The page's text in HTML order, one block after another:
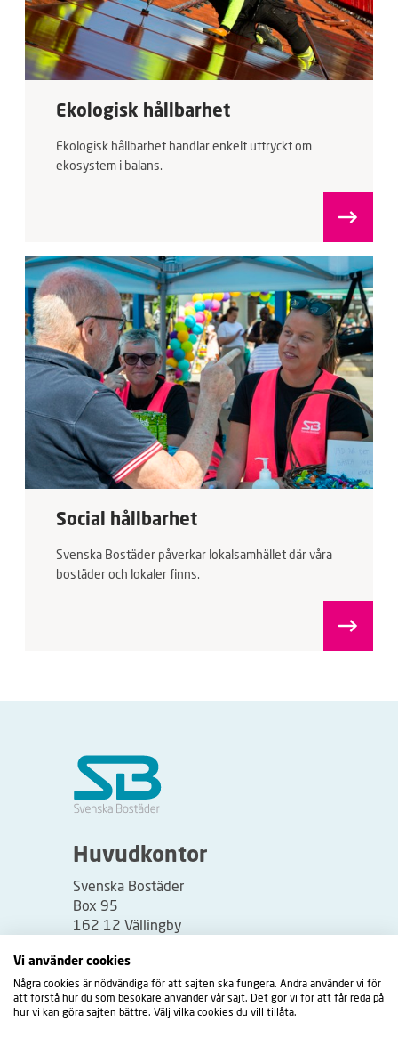
Ekologisk hållbarhet
Ekologisk hållbarhet handlar enkelt uttryckt om
ekosystem i balans.
Social hållbarhet
Svenska Bostäder påverkar lokalsamhället där våra
bostäder och lokaler finns.
Huvudkontor
Svenska Bostäder
Box 95
162 12 Vällingby
Besöksadress:
Vällingbyplan 2
Vi använder cookies
Några cookies är nödvändiga för att sajten ska fungera. Andra använder vi för
att förstå hur du som besökare använder vår sajt. Det gör vi för att får reda på
hur vi kan göra sajten bättre. Välj vilka cookies du vill tillåta.